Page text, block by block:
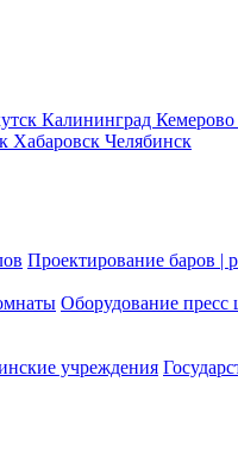
Калининград Кемерово
Хабаровск Челябинск
Проектирование баров |
Оборудование пресс
учреждения